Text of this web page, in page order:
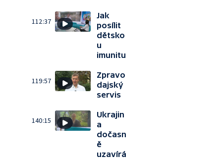
112:37
Jak
posílit
dětsko
u
imunitu
119:57
Zpravo
dajský
servis
140:15
Ukrajin
a
dočasn
ě
uzavírá